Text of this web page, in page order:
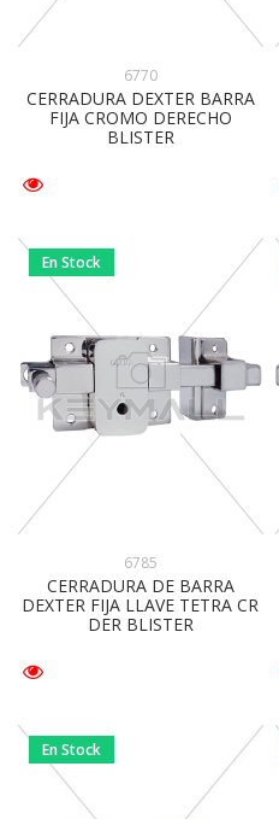
6770
CERRADURA DEXTER BARRA
FIJA CROMO DERECHO
BLISTER
En Stock
6785
CERRADURA DE BARRA
DEXTER FIJA LLAVE TETRA CR
DER BLISTER
En Stock